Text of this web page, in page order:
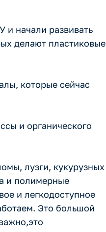
начали развивать
делают пластиковые
которые сейчас
и органического
лузги, кукурузных
и полимерные
и легкодоступное
Это большой